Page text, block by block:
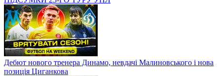
Дебют нового тренера Динамо, невдачі Малиновського і нова
позиція Циганкова